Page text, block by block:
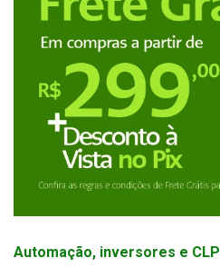
Automação, inversores e CLP